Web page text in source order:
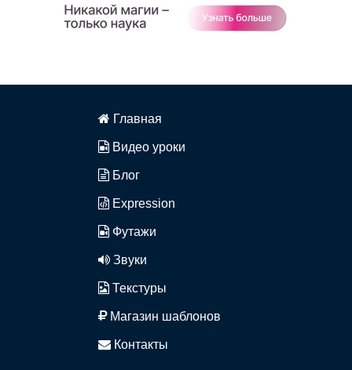
Главная
Видео уроки
Блог
Expression
Футажи
Звуки
Текстуры
Магазин шаблонов
Контакты